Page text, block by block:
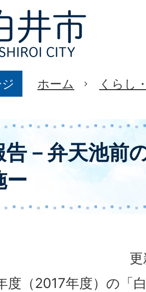
ホーム くらし
告－弁天池前
ー
（2017年度）の「